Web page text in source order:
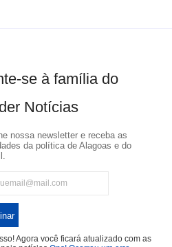
se à família do
Notícias
nossa newsletter e receba as
da política de Alagoas e do
Agora você ficará atualizado com as